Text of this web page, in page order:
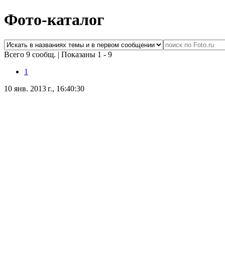
Фото-каталог
Всего 9 сообщ. | Показаны 1 - 9
1
10 янв. 2013 г., 16:40:30